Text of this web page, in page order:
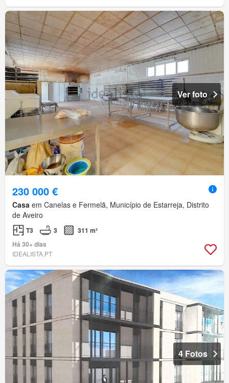
Ver foto
230 000 €
Casa em Canelas e Fermelã, Município de Estarreja, Distrito
de Aveiro
T3 3
311 m²
Há 30+ dias
IDEALISTA.PT
4 Fotos